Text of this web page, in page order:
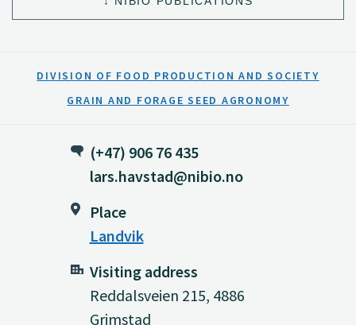
DIVISION OF FOOD PRODUCTION AND SOCIETY
GRAIN AND FORAGE SEED AGRONOMY
(+47) 906 76 435
lars.havstad@nibio.no
Place
Landvik
Visiting address
Reddalsveien 215, 4886
Grimstad